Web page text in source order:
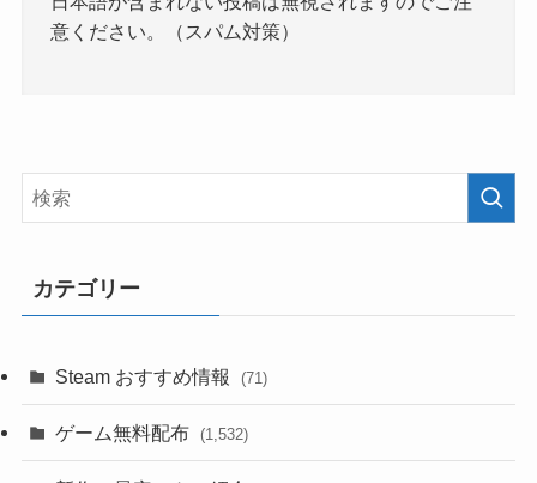
意ください。（スパム対策）
カテゴリー
Steam おすすめ情報 (71)
ゲーム無料配布 (1,532)